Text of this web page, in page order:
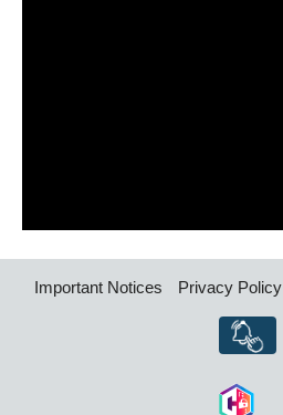
Important Notices Privacy Policy